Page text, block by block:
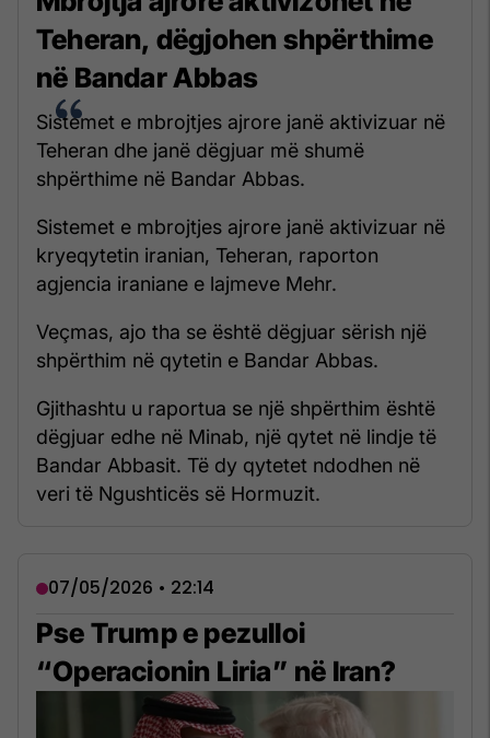
Teheran, dëgjohen shpërthime
në Bandar Abbas
Sistemet e mbrojtjes ajrore janë aktivizuar në
Teheran dhe janë dëgjuar më shumë
shpërthime në Bandar Abbas.
Sistemet e mbrojtjes ajrore janë aktivizuar në
kryeqytetin iranian, Teheran, raporton
agjencia iraniane e lajmeve Mehr.
Veçmas, ajo tha se është dëgjuar sërish një
shpërthim në qytetin e Bandar Abbas.
Gjithashtu u raportua se një shpërthim është
dëgjuar edhe në Minab, një qytet në lindje të
Bandar Abbasit. Të dy qytetet ndodhen në
veri të Ngushticës së Hormuzit.
07/05/2026 • 22:14
Pse Trump e pezulloi
“Operacionin Liria” në Iran?